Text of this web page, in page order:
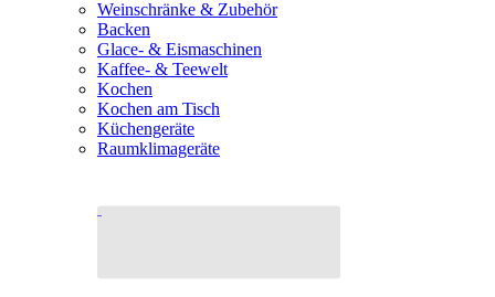
Weinschränke & Zubehör
Backen
Glace- & Eismaschinen
Kaffee- & Teewelt
Kochen
Kochen am Tisch
Küchengeräte
Raumklimageräte